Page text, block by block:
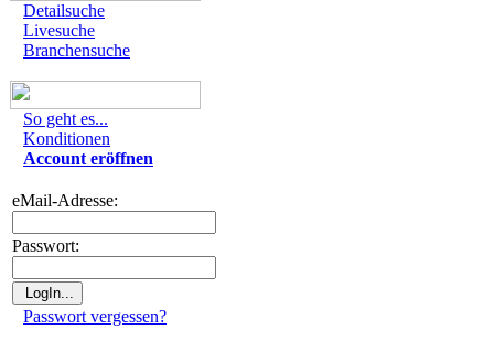
Detailsuche
Livesuche
Branchensuche
So geht es...
Konditionen
Account eröffnen
eMail-Adresse:
Passwort:
Passwort vergessen?